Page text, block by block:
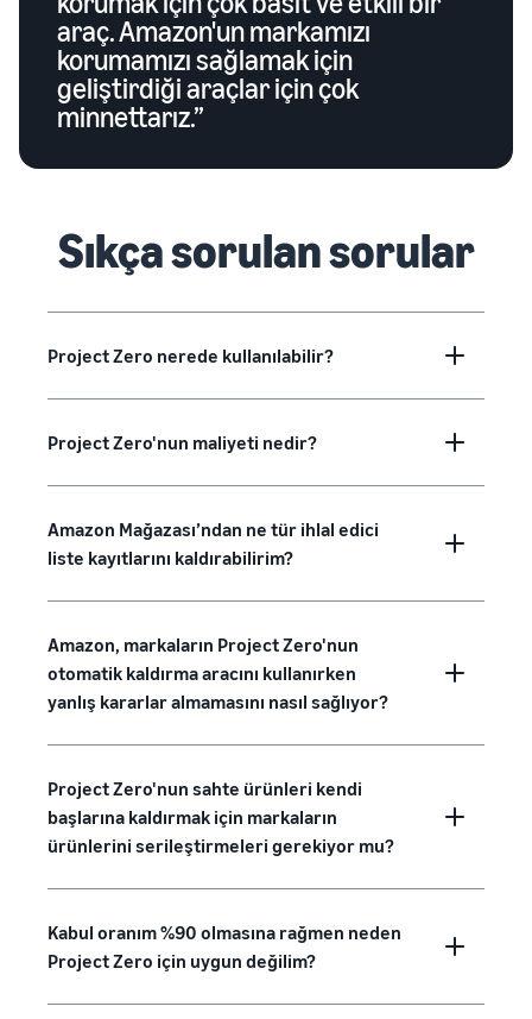
araç. Amazon'un markamızı
korumamızı sağlamak için
geliştirdiği araçlar için çok
minnettarız.”
Sıkça sorulan sorular
Project Zero nerede kullanılabilir?
Project Zero'nun maliyeti nedir?
Amazon Mağazası’ndan ne tür ihlal edici
liste kayıtlarını kaldırabilirim?
Amazon, markaların Project Zero'nun
otomatik kaldırma aracını kullanırken
yanlış kararlar almamasını nasıl sağlıyor?
Project Zero'nun sahte ürünleri kendi
başlarına kaldırmak için markaların
ürünlerini serileştirmeleri gerekiyor mu?
Kabul oranım %90 olmasına rağmen neden
Project Zero için uygun değilim?